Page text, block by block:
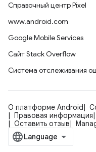
Справочный центр Pixel
www.android.com
Google Mobile Services
Сайт Stack Overflow
Система отслеживания
О платформе Android
Правовая информация
Оставить отзыв